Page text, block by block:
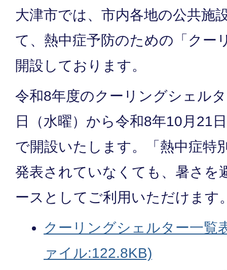
大津市では、市内各地の公共施
て、熱中症予防のための「クー
開設しております。
令和8年度のクーリングシェル
日（水曜）から令和8年10月21
で開設いたします。「熱中症特
発表されていなくても、暑さを
ースとしてご利用いただけます
クーリングシェルター一覧
ァイル:122.8KB)